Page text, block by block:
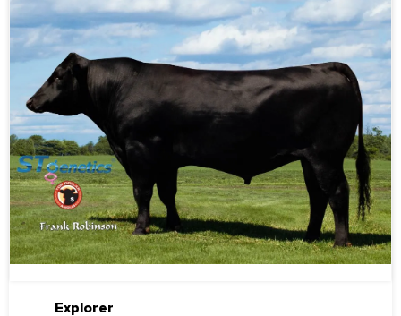
Explorer